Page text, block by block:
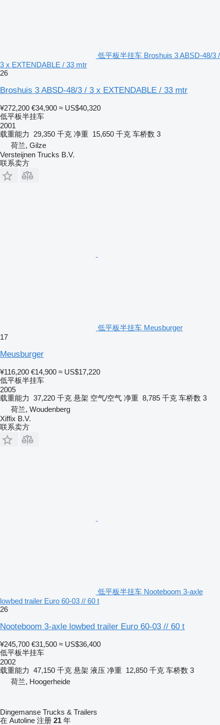
低平板半挂车 Broshuis 3 ABSD-48/3 /
3 x EXTENDABLE / 33 mtr
26
Broshuis 3 ABSD-48/3 / 3 x EXTENDABLE / 33 mtr
¥272,200 €34,900 ≈ US$40,320
低平板半挂车
2001
载重能力
29,350 千克 净重 15,650 千克 车桥数 3
荷兰, Gilze
Versteijnen Trucks B.V.
联系卖方
低平板半挂车 Meusburger
17
Meusburger
¥116,200 €14,900 ≈ US$17,220
低平板半挂车
2005
载重能力 37,220 千克 悬架 空气/空气 净重 8,785 千克 车桥数 3
荷兰, Woudenberg
Xiffix B.V.
联系卖方
低平板半挂车 Nooteboom 3-axle
lowbed trailer Euro 60-03 // 60 t
26
Nooteboom 3-axle lowbed trailer Euro 60-03 // 60 t
¥245,700 €31,500 ≈ US$36,400
低平板半挂车
2002
载重能力 47,150 千克 悬架 液压 净重 12,850 千克 车桥数 3
荷兰, Hoogerheide
Dingemanse Trucks & Trailers
在 Autoline 注册 21 年